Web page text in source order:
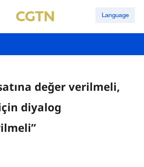
Language
değer verilmeli,
için diyalog